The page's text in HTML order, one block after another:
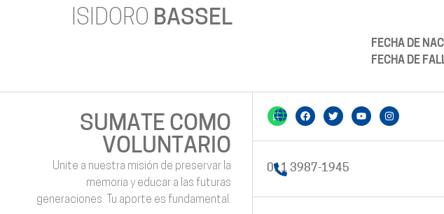
ISIDORO BASSEL
FECHA DE
FECHA DE
SUMATE COMO
VOLUNTARIO
Unite a nuestra misión de preservar la
memoria y educar a las futuras
generaciones. Tu aporte es fundamental.
011 3987-1945